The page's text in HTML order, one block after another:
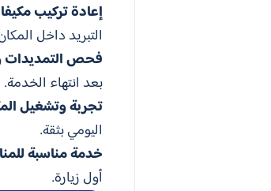
إعادة تركيب
التبريد داخل
فحص التمديدات
بعد انتهاء الخدمة.
تجربة وتشغيل
اليومي بثقة.
خدمة مناسبة
أول زيارة.